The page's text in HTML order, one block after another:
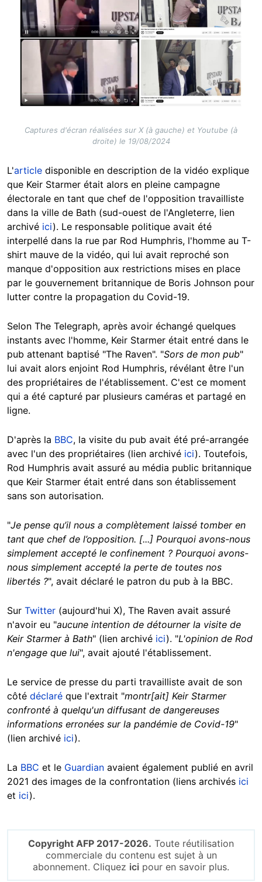
Captures d'écran réalisées sur X (à gauche) et Youtube (à
droite) le 19/08/2024
L'article disponible en description de la vidéo explique
que Keir Starmer était alors en pleine campagne
électorale en tant que chef de l'opposition travailliste
dans la ville de Bath (sud-ouest de l'Angleterre, lien
archivé ici). Le responsable politique avait été
interpellé dans la rue par Rod Humphris, l'homme au T-
shirt mauve de la vidéo, qui lui avait reproché son
manque d'opposition aux restrictions mises en place
par le gouvernement britannique de Boris Johnson pour
lutter contre la propagation du Covid-19.
Selon The Telegraph, après avoir échangé quelques
instants avec l'homme, Keir Starmer était entré dans le
pub attenant baptisé "The Raven". "Sors de mon pub"
lui avait alors enjoint Rod Humphris, révélant être l'un
des propriétaires de l'établissement. C'est ce moment
qui a été capturé par plusieurs caméras et partagé en
ligne.
D'après la BBC, la visite du pub avait été pré-arrangée
avec l'un des propriétaires (lien archivé ici). Toutefois,
Rod Humphris avait assuré au média public britannique
que Keir Starmer était entré dans son établissement
sans son autorisation.
"Je pense qu’il nous a complètement laissé tomber en
tant que chef de l’opposition. [...] Pourquoi avons-nous
simplement accepté le confinement ? Pourquoi avons-
nous simplement accepté la perte de toutes nos
libertés ?", avait déclaré le patron du pub à la BBC.
Sur Twitter (aujourd'hui X), The Raven avait assuré
n'avoir eu "aucune intention de détourner la visite de
Keir Starmer à Bath" (lien archivé ici). "L'opinion de Rod
n'engage que lui", avait ajouté l'établissement.
Le service de presse du parti travailliste avait de son
côté déclaré que l'extrait "montr[ait] Keir Starmer
confronté à quelqu'un diffusant de dangereuses
informations erronées sur la pandémie de Covid-19"
(lien archivé ici).
La BBC et le Guardian avaient également publié en avril
2021 des images de la confrontation (liens archivés ici
et ici).
Copyright AFP 2017-2026. Toute réutilisation
commerciale du contenu est sujet à un
abonnement. Cliquez ici pour en savoir plus.